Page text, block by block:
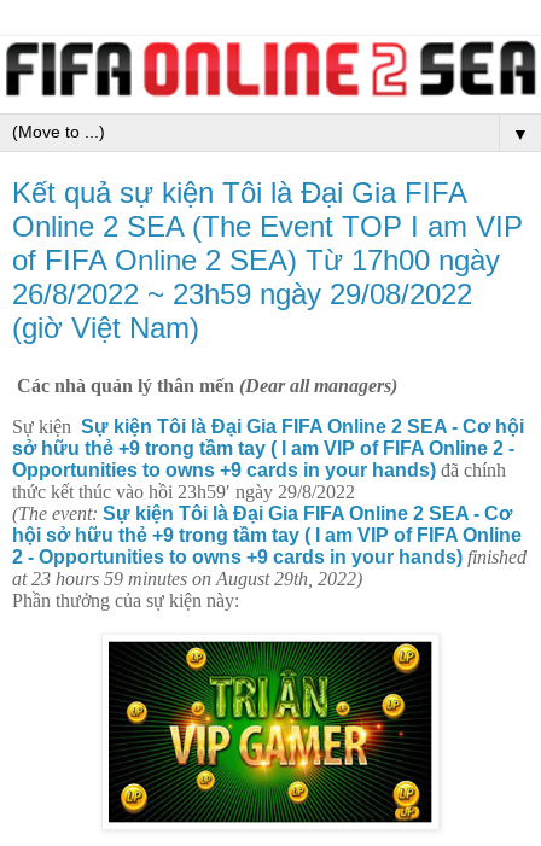
▼
Kết quả sự kiện Tôi là Đại Gia FIFA
Online 2 SEA (The Event TOP I am VIP
of FIFA Online 2 SEA) Từ 17h00 ngày
26/8/2022 ~ 23h59 ngày 29/08/2022
(giờ Việt Nam)
Các nhà quản lý thân mến (Dear all managers)
Sự kiện Sự kiện Tôi là Đại Gia FIFA Online 2 SEA - Cơ hội
sở hữu thẻ +9 trong tầm tay ( I am VIP of FIFA Online 2 -
Opportunities to owns +9 cards in your hands) đã chính
thức kết thúc vào hồi 23h59′ ngày 29/8/2022
(The event: Sự kiện Tôi là Đại Gia FIFA Online 2 SEA - Cơ
hội sở hữu thẻ +9 trong tầm tay ( I am VIP of FIFA Online
2 - Opportunities to owns +9 cards in your hands) finished
at 23 hours 59 minutes on August 29th, 2022)
Phần thưởng của sự kiện này: